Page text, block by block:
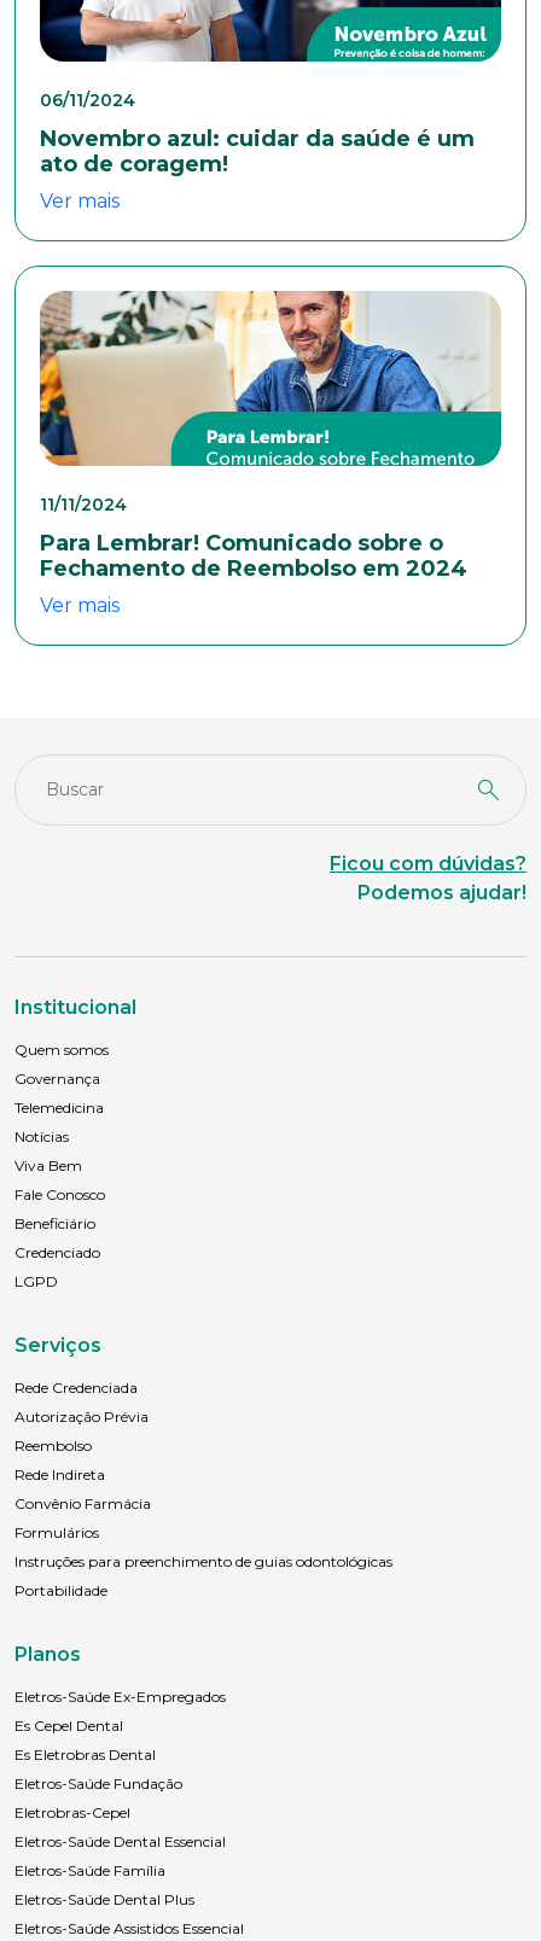
06/11/2024
Novembro azul: cuidar da saúde é um
ato de coragem!
Ver mais
11/11/2024
Para Lembrar! Comunicado sobre o
Fechamento de Reembolso em 2024
Ver mais
Ficou com dúvidas?
Podemos ajudar!
Institucional
Quem somos
Governança
Telemedicina
Notícias
Viva Bem
Fale Conosco
Beneficiário
Credenciado
LGPD
Serviços
Rede Credenciada
Autorização Prévia
Reembolso
Rede Indireta
Convênio Farmácia
Formulários
Instruções para preenchimento de guias odontológicas
Portabilidade
Planos
Eletros-Saúde Ex-Empregados
Es Cepel Dental
Es Eletrobras Dental
Eletros-Saúde Fundação
Eletrobras-Cepel
Eletros-Saúde Dental Essencial
Eletros-Saúde Família
Eletros-Saúde Dental Plus
Eletros-Saúde Assistidos Essencial
Naturalidade
Idade
Estado Civil
Escolaridade
Sexo
Área de interesse